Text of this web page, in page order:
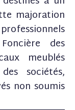
majoration
des
meublés
sociétés,
non soumis